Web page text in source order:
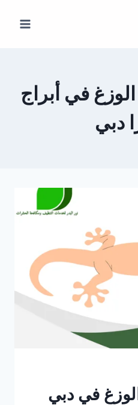
في أبراج
دبي
في دبي